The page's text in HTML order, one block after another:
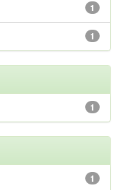
1
1
1
1